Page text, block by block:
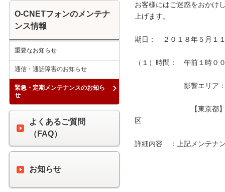
お客様にはご迷惑をおかけ
上げます。
期日：　２０１８年５月１
（１）時間：　午前１時０
影響エリア：　下記
【東京都】　
詳細内容　：上記メンテナ
O-CNETフォンのメンテナ
ンス情報
重要なお知らせ
通信・通話障害のお知らせ
緊急・定期メンテナンスのお知ら
せ
よくあるご質問
（FAQ）
お知らせ